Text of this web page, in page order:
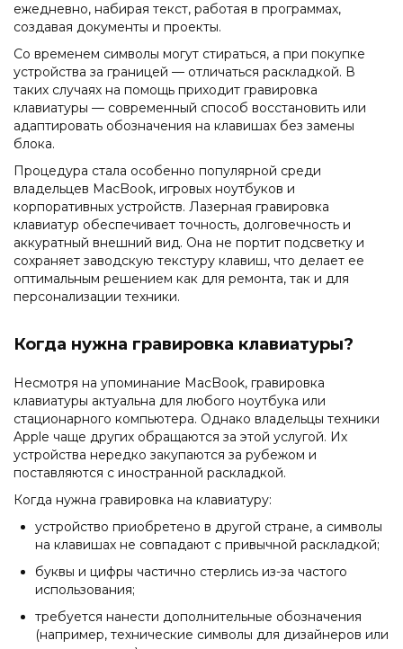
ежедневно, набирая текст, работая в программах,
создавая документы и проекты.
Со временем символы могут стираться, а при покупке
устройства за границей — отличаться раскладкой. В
таких случаях на помощь приходит гравировка
клавиатуры — современный способ восстановить или
адаптировать обозначения на клавишах без замены
блока.
Процедура стала особенно популярной среди
владельцев MacBook, игровых ноутбуков и
корпоративных устройств. Лазерная гравировка
клавиатур обеспечивает точность, долговечность и
аккуратный внешний вид. Она не портит подсветку и
сохраняет заводскую текстуру клавиш, что делает ее
оптимальным решением как для ремонта, так и для
персонализации техники.
Когда нужна гравировка клавиатуры?
Несмотря на упоминание MacBook, гравировка
клавиатуры актуальна для любого ноутбука или
стационарного компьютера. Однако владельцы техники
Apple чаще других обращаются за этой услугой. Их
устройства нередко закупаются за рубежом и
поставляются с иностранной раскладкой.
Когда нужна гравировка на клавиатуру:
устройство приобретено в другой стране, а символы
на клавишах не совпадают с привычной раскладкой;
буквы и цифры частично стерлись из-за частого
использования;
требуется нанести дополнительные обозначения
(например, технические символы для дизайнеров или